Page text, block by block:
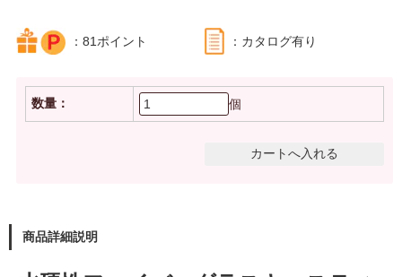
：81ポイント ：カタログ有り
数量： 個
商品詳細説明